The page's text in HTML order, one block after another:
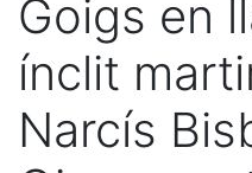
Goigs en
ínclit
Narcís